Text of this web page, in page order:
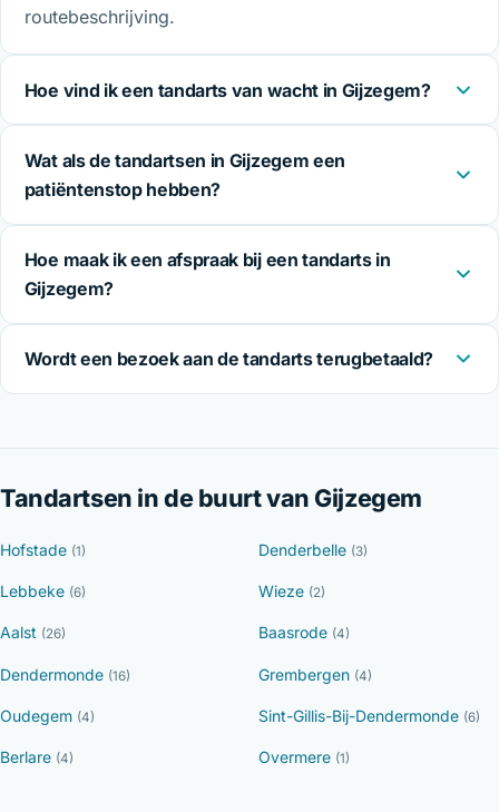
routebeschrijving.
Hoe vind ik een tandarts van wacht in Gijzegem?
Wat als de tandartsen in Gijzegem een
patiëntenstop hebben?
Hoe maak ik een afspraak bij een tandarts in
Gijzegem?
Wordt een bezoek aan de tandarts terugbetaald?
Tandartsen in de buurt van Gijzegem
Hofstade (1) Denderbelle (3)
Lebbeke (6) Wieze (2)
Aalst (26) Baasrode (4)
Dendermonde (16) Grembergen (4)
Oudegem (4) Sint-Gillis-Bij-Dendermonde (6)
Berlare (4) Overmere (1)